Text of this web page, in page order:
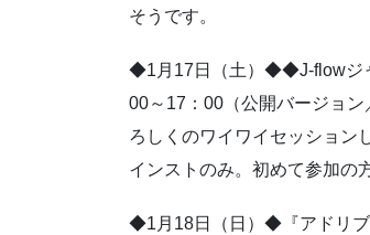
そうです。
◆1月17日（土）◆◆J-flowジ
00～17：00（公開バージョ
ろしくのワイワイセッション
インストのみ。初めて参加の
◆1月18日（日）◆『アドリブ